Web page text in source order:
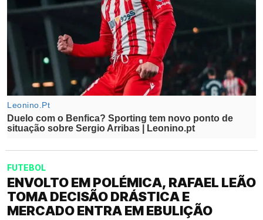
FUTEBOL
ENVOLTO EM POLÉMICA, RAFAEL LEÃO
TOMA DECISÃO DRÁSTICA E
MERCADO ENTRA EM EBULIÇÃO